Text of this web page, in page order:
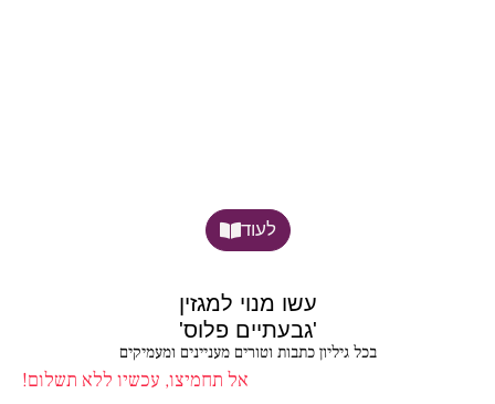
לעוד
עשו מנוי למגזין
'גבעתיים פלוס'
בכל גיליון כתבות וטורים מעניינים ומעמיקים
אל תחמיצו, עכשיו ללא תשלום!